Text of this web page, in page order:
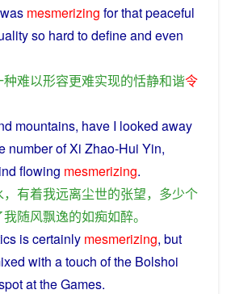
was mesmerizing forthatpeaceful
so hard todefineand even
种难以形容更难实现的恬静和谐令
mountains, have I looked away
numberofXi Zhao-Hui Yin,
flowing mesmerizing.
， 有着我远离尘世的张望， 多少个
我随风飘逸的如痴如醉。
iscertainly mesmerizing, but
with atouch ofthe Bolshoi
attheGames.